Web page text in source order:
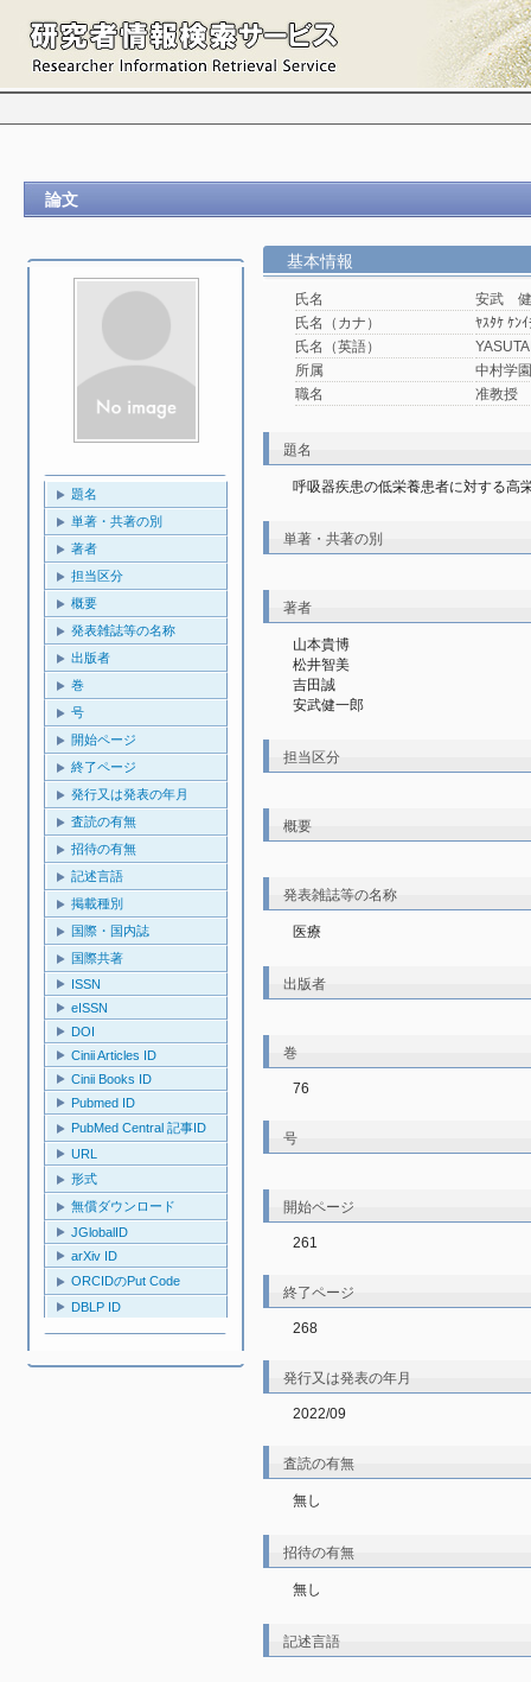
論文
題名
単著・共著の別
著者
担当区分
概要
発表雑誌等の名称
出版者
巻
号
開始ページ
終了ページ
発行又は発表の年月
査読の有無
招待の有無
記述言語
掲載種別
国際・国内誌
国際共著
ISSN
eISSN
DOI
Cinii Articles ID
Cinii Books ID
Pubmed ID
PubMed Central 記事ID
URL
形式
無償ダウンロード
JGlobalID
arXiv ID
ORCIDのPut Code
DBLP ID
基本情報
氏名
安武
氏名（カナ）
ﾔｽﾀｹ ｹﾝ
氏名（英語）
所属
中村学
職名
准教授
題名
呼吸器疾患の低栄養患者に対する
単著・共著の別
著者
山本貴博
松井智美
吉田誠
安武健一郎
担当区分
概要
発表雑誌等の名称
医療
出版者
巻
76
号
開始ページ
261
終了ページ
268
発行又は発表の年月
2022/09
査読の有無
無し
招待の有無
無し
記述言語